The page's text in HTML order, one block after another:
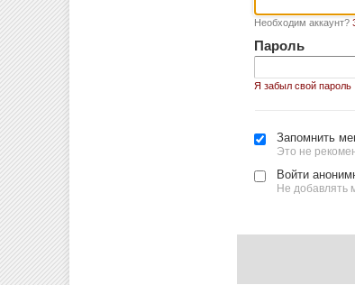
Необходим аккаунт?
Пароль
Я забыл свой пароль
Запомнить
Это не
Войти
Не добавлять